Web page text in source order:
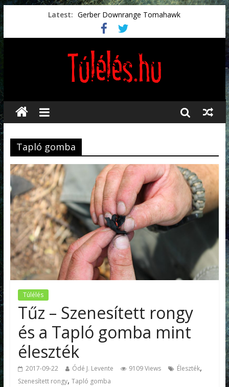
Latest: Gerber Downrange Tomahawk
Vészhelyzeti élelmiszerek
Svéd vészhelyzeti tájékoztató.
Vészhelyzetkezelés
Préselt törlőkendők
Tapló gomba
Túlélés
Tűz – Szenesített rongy
és a Tapló gomba mint
éleszték
2017-09-22 Ódé J. Levente 9109 Views Éleszték,
Szenesített rongy, Tapló gomba